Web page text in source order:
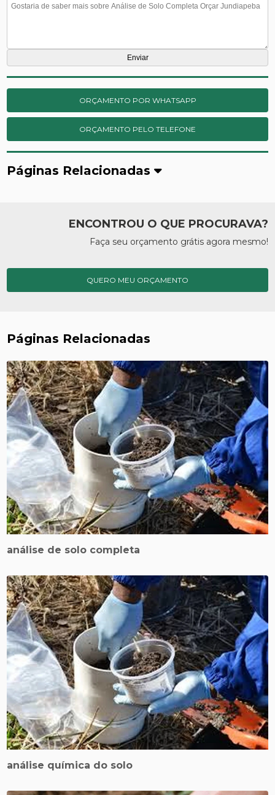
ORÇAMENTO POR WHATSAPP
ORÇAMENTO PELO TELEFONE
Páginas Relacionadas
ENCONTROU O QUE PROCURAVA?
Faça seu orçamento grátis agora mesmo!
QUERO MEU ORÇAMENTO
Páginas Relacionadas
análise de solo completa
análise química do solo